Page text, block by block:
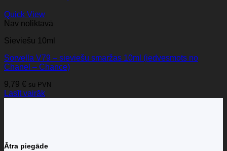
Quick View
Nav noliktavā
Sieviešu 10ml
Sorvella V79 – sieviešu smaržas 10ml (iedvesmots no
Chanel – Chance)
9,79 € su PVN
Lasīt vairāk
Ātra piegāde